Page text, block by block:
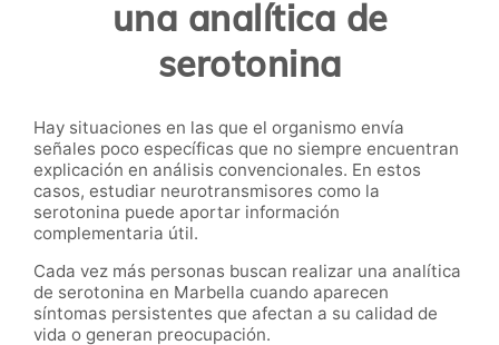
una analítica de
serotonina
Hay situaciones en las que el organismo envía
señales poco específicas que no siempre encuentran
explicación en análisis convencionales. En estos
casos, estudiar neurotransmisores como la
serotonina puede aportar información
complementaria útil.
Cada vez más personas buscan realizar una analítica
de serotonina en Marbella cuando aparecen
síntomas persistentes que afectan a su calidad de
vida o generan preocupación.